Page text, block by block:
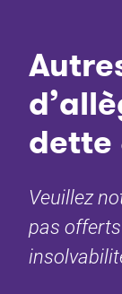
dette
Veuillez
pas